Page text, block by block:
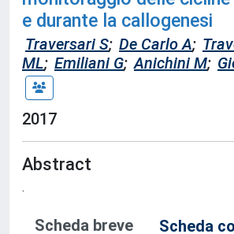
e durante la callogenesi
Traversari S; De Carlo A;
ML; Emiliani G; Anichini M;
2017
Abstract
.
Scheda breve
Scheda